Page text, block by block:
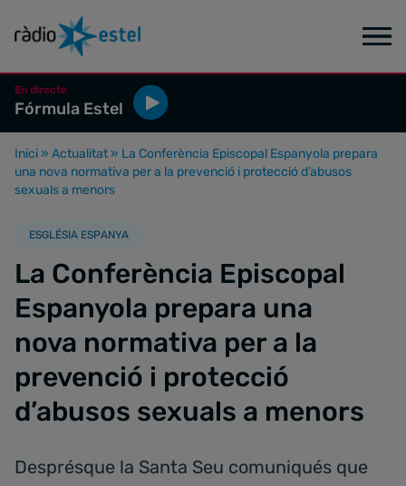
En directe
Fórmula Estel
Inici » Actualitat » La Conferència Episcopal Espanyola prepara
una nova normativa per a la prevenció i protecció d’abusos
sexuals a menors
ESGLÉSIA ESPANYA
La Conferència Episcopal
Espanyola prepara una
nova normativa per a la
prevenció i protecció
d’abusos sexuals a menors
Desprésque la Santa Seu comuniqués que